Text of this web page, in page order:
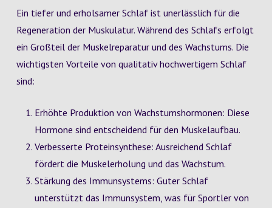
Ein tiefer und erholsamer Schlaf ist unerlässlich für die
Regeneration der Muskulatur. Während des Schlafs erfolgt
ein Großteil der Muskelreparatur und des Wachstums. Die
wichtigsten Vorteile von qualitativ hochwertigem Schlaf
sind:
Erhöhte Produktion von Wachstumshormonen: Diese
Hormone sind entscheidend für den Muskelaufbau.
Verbesserte Proteinsynthese: Ausreichend Schlaf
fördert die Muskelerholung und das Wachstum.
Stärkung des Immunsystems: Guter Schlaf
unterstützt das Immunsystem, was für Sportler von